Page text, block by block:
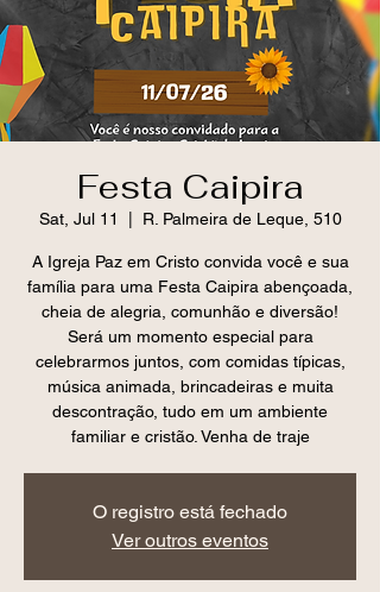
Festa Caipira
Sat, Jul 11 R. Palmeira de Leque, 510
A Igreja Paz em Cristo convida você e sua
família para uma Festa Caipira abençoada,
cheia de alegria, comunhão e diversão!
Será um momento especial para
celebrarmos juntos, com comidas típicas,
música animada, brincadeiras e muita
descontração, tudo em um ambiente
familiar e cristão. Venha de traje
O registro está fechado
Ver outros eventos